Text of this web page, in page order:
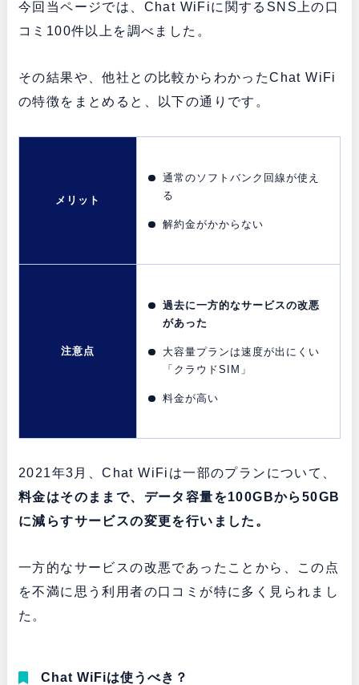
今回当ページでは、Chat WiFiに関するSNS上の口
コミ100件以上を調べました。
その結果や、他社との比較からわかったChat WiFi
の特徴をまとめると、以下の通りです。
メリット
通常のソフトバンク回線が使え
る
解約金がかからない
注意点
過去に一方的なサービスの改悪
があった
大容量プランは速度が出にくい
「クラウドSIM」
料金が高い
2021年3月、Chat WiFiは一部のプランについて、
料金はそのままで、データ容量を100GBから50GB
に減らすサービスの変更を行いました。
一方的なサービスの改悪であったことから、この点
を不満に思う利用者の口コミが特に多く見られまし
た。
Chat WiFiは使うべき？